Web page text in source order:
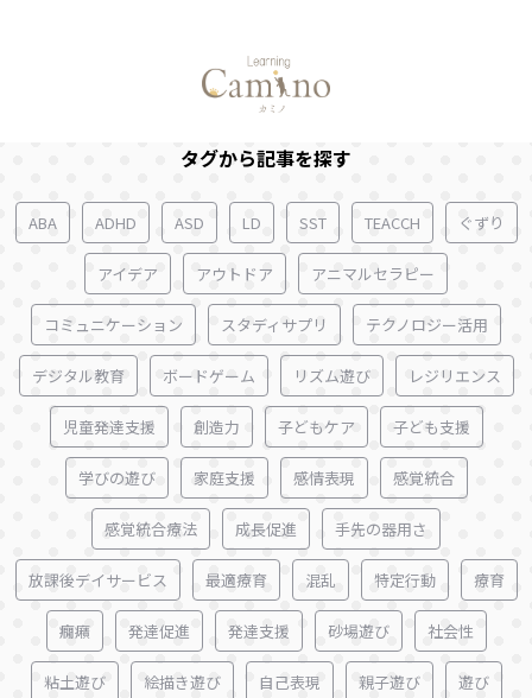
タグから記事を探す
ABA ADHD ASD LD SST TEACCH ぐずり
アイデア アウトドア アニマルセラピー
コミュニケーション スタディサプリ テクノロジー活用
デジタル教育 ボードゲーム リズム遊び レジリエンス
児童発達支援 創造力 子どもケア 子ども支援
学びの遊び 家庭支援 感情表現 感覚統合
感覚統合療法 成長促進 手先の器用さ
放課後デイサービス 最適療育 混乱 特定行動 療育
癇癪 発達促進 発達支援 砂場遊び 社会性
粘土遊び 絵描き遊び 自己表現 親子遊び 遊び